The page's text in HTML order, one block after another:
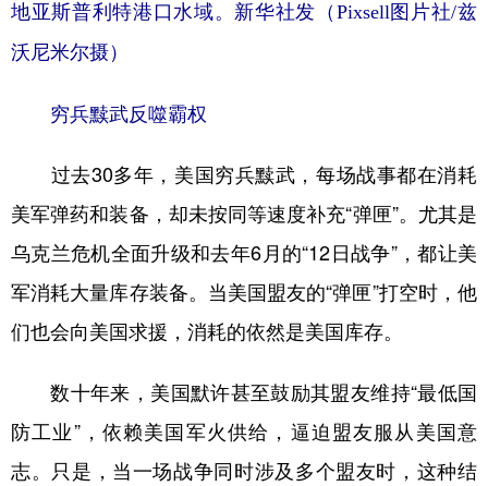
地亚斯普利特港口水域。新华社发（Pixsell图片社/兹
沃尼米尔摄）
穷兵黩武反噬霸权
过去30多年，美国穷兵黩武，每场战事都在消耗
美军弹药和装备，却未按同等速度补充“弹匣”。尤其是
乌克兰危机全面升级和去年6月的“12日战争”，都让美
军消耗大量库存装备。当美国盟友的“弹匣”打空时，他
们也会向美国求援，消耗的依然是美国库存。
数十年来，美国默许甚至鼓励其盟友维持“最低国
防工业”，依赖美国军火供给，逼迫盟友服从美国意
志。只是，当一场战争同时涉及多个盟友时，这种结